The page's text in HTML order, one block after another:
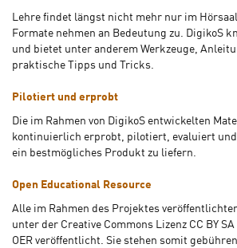
Lehre findet längst nicht mehr nur im
Formate nehmen an Bedeutung zu. DigikoS
und bietet unter anderem Werkzeuge,
praktische Tipps und Tricks.
Pilotiert und erprobt
Die im Rahmen von DigikoS entwickelten
kontinuierlich erprobt, pilotiert, evaluiert
ein bestmögliches Produkt zu liefern.
Open Educational Resource
Alle im Rahmen des Projektes
unter der Creative Commons Lizenz CC BY
OER veröffentlicht. Sie stehen somit